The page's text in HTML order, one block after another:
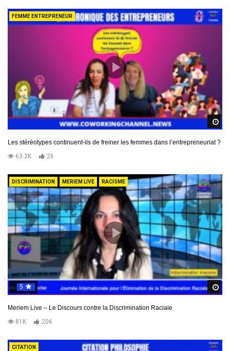
FEMME ENTREPRENEUR
Les stéréotypes continuent-ils de freiner les femmes dans l’entrepreneuriat ?
63.2K
26
DISCRIMINATION MERIEM LIVE RACISME
5
Meriem Live – Le Discours contre la Discrimination Raciale
81K
206
CITATION